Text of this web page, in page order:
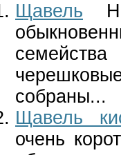
Щавель
собраны...
Щавель
очень